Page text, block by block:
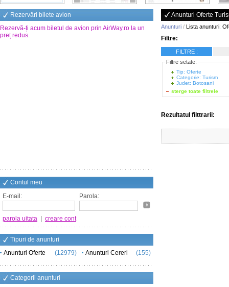
Rezervări bilete avion
Rezervă-ți acum biletul de avion prin AirWay.ro la un
preț redus.
Contul meu
E-mail:
Parola:
parola uitata creare cont
Tipuri de anunturi
Anunturi Oferte
(12979) Anunturi Cereri (155)
Categorii anunturi
Anunturi Oferte
Anunturi / Lista anunturi:
Filtre:
FILTRE :
Filtre setate:
Tip: Oferte
Categorie: Turism
Judet: Botosani
sterge toate filtrele
Rezultatul filttrarii: